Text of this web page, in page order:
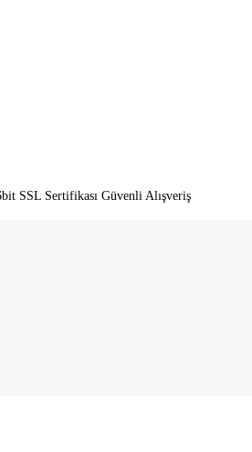
SSL Sertifikası Güvenli Alışveriş